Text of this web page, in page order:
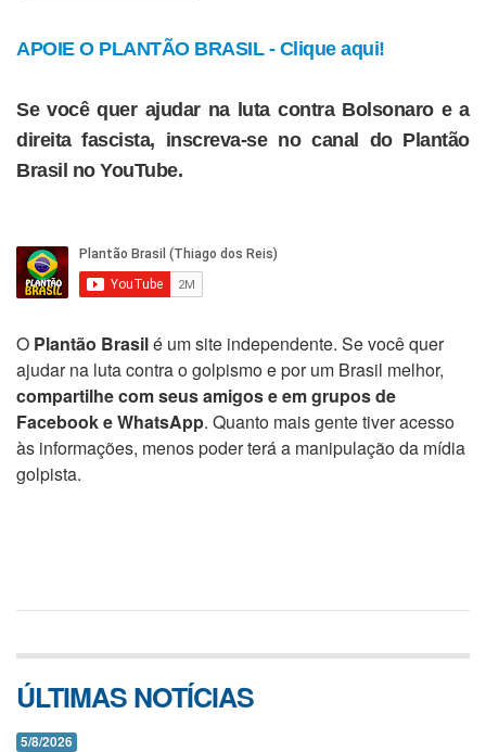
APOIE O PLANTÃO BRASIL - Clique aqui!
Se você quer ajudar na luta contra Bolsonaro e a
direita fascista, inscreva-se no canal do Plantão
Brasil no YouTube.
O Plantão Brasilé um site independente. Se você quer
ajudar na luta contra o golpismo e por um Brasil melhor,
compartilhe com seus amigos e em grupos de
Facebook e WhatsApp. Quanto mais gente tiver acesso
às informações, menos poder terá a manipulação da mídia
golpista.
ÚLTIMAS NOTÍCIAS
5/8/2026